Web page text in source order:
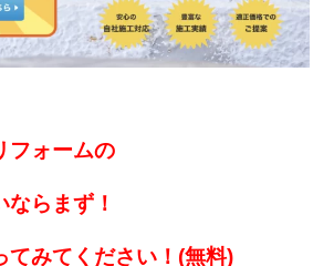
フォームの
なら まず！
てみてください！(無料)